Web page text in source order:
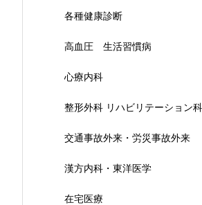
各種健康診断
高血圧 生活習慣病
心療内科
整形外科 リハビリテーション科
交通事故外来・労災事故外来
漢方内科・東洋医学
在宅医療